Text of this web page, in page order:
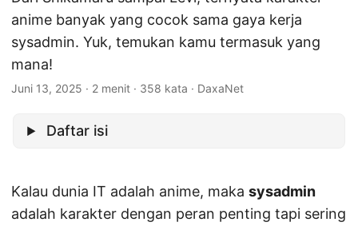
anime banyak yang cocok sama gaya kerja
sysadmin. Yuk, temukan kamu termasuk yang
mana!
Juni 13, 2025 · 2 menit · 358 kata · DaxaNet
Daftar isi
Kalau dunia IT adalah anime, maka sysadmin
adalah karakter dengan peran penting tapi sering